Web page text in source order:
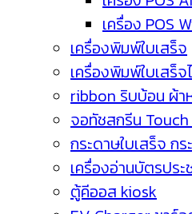
เครื่อง POS
เครื่องพิมพ์ใบเสร็จ
เครื่องพิมพ์ใบเสร็
ribbon ริบบ้อน ผ้
จอทัชสกรีน
กระดาษใบเสร็จ ก
เครื่องอ่านบัตรประ
ตู้คีออส kiosk